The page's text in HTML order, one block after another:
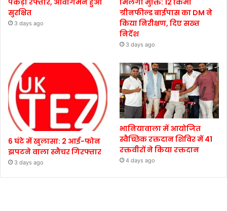
सुरक्षित
3 days ago
ग्रीनफील्ड बाईपास का DM ने
किया निरीक्षण, दिए सख्त
निर्देश
3 days ago
6 घंटे में खुलासा: 2 आई-फोन
झपटने वाला स्नैचर गिरफ्तार
3 days ago
भानियावाला में आयोजित
स्वैच्छिक रक्तदान शिविर में 41
रक्तवीरों ने किया रक्तदान
4 days ago